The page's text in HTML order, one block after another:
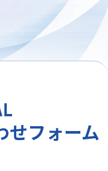
せフォーム